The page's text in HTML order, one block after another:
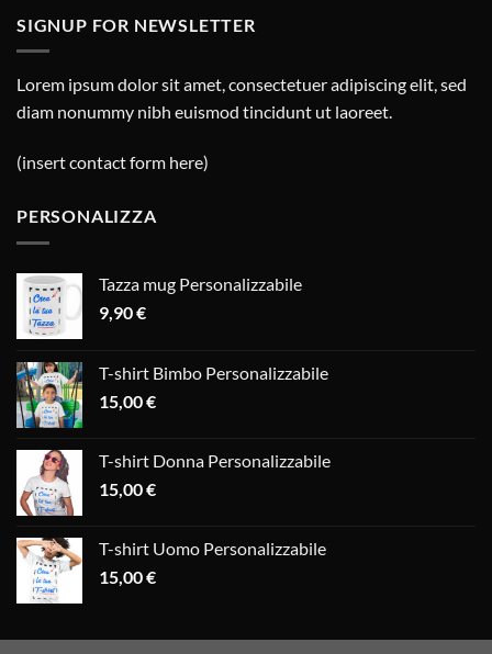
SIGNUP FOR NEWSLETTER
Lorem ipsum dolor sit amet, consectetuer adipiscing elit, sed
diam nonummy nibh euismod tincidunt ut laoreet.
(insert contact form here)
PERSONALIZZA
Tazza mug Personalizzabile
9,90€
T-shirt Bimbo Personalizzabile
15,00€
T-shirt Donna Personalizzabile
15,00€
T-shirt Uomo Personalizzabile
15,00€